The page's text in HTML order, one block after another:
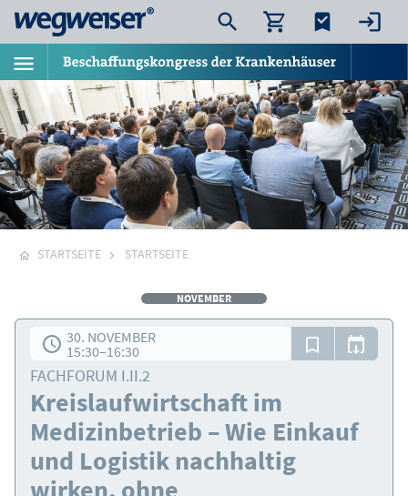
STARTSEITE STARTSEITE
NOVEMBER
30. NOVEMBER
15:30–16:30
FACHFORUM I.II.2
Kreislaufwirtschaft im
Medizinbetrieb – Wie Einkauf
und Logistik nachhaltig